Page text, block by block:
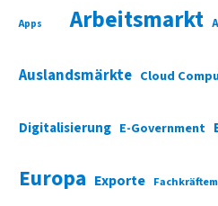
Apps Arbeitsmarkt
Auslandsmärkte Cloud
Digitalisierung E-Government
Europa Exporte